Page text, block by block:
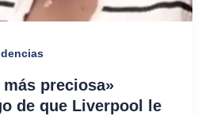
preciosa»
de que Liverpool le